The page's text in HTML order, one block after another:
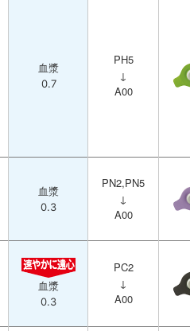
血漿
0.7
PH5
↓
A00
血漿
0.3
PN2,PN5
↓
A00
血漿
0.3
PC2
↓
A00
血漿
0.7
PH5
↓
A00
血漿
0.3
PN2,PN5
↓
A00
血漿
0.3
PC2
↓
A00